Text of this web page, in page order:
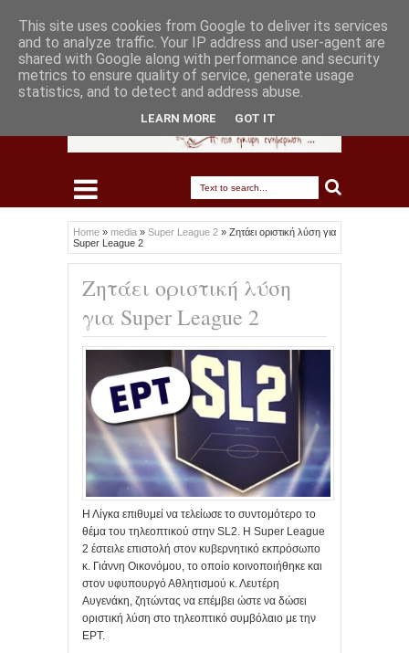
Home » media » Super League 2 » Ζητάει οριστική λύση για
Super League 2
Ζητάει οριστική λύση
για Super League 2
Η Λίγκα επιθυμεί να τελείωσε το συντομότερο το
θέμα του τηλεοπτικού στην SL2. Η Super League
2 έστειλε επιστολή στον κυβερνητικό εκπρόσωπο
κ. Γιάννη Οικονόμου, το οποίο κοινοποιήθηκε και
στον υφυπουργό Αθλητισμού κ. Λευτέρη
Αυγενάκη, ζητώντας να επέμβει ώστε να δώσει
οριστική λύση στο τηλεοπτικό συμβόλαιο με την
ΕΡΤ.
This site uses cookies from Google to deliver its services
and to analyze traffic. Your IP address and user-agent are
shared with Google along with performance and security
metrics to ensure quality of service, generate usage
statistics, and to detect and address abuse.
LEARN MORE GOT IT